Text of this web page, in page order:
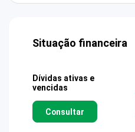
Situação financeira
Dívidas ativas e
vencidas
Consultar